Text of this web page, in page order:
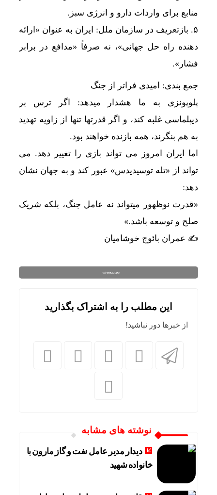
منابع برای واردات دارو و انرژی سبز.
۵. بازتعریف در سازمان ملل: ایران به عنوان «ارائه
دهنده راه حل جهانی»، نه صرفاً «مدافع در برابر
فشار».
جمع بندی: امیدی فراتر از جنگ
پلوپونزی به ما هشدار میدهد: اگر ترس بر
دیپلماسی غلبه کند، و اگر قدرتها تنها از زاویه تهدید
به هم بنگرند، همه بازنده خواهند بود.
اما ایران امروز می تواند بازی را تغییر دهد. می
تواند از «تله توسیدیدس» عبور کند و به جهان نشان
دهد:
«قدرت نوظهور میتواند نه عامل جنگ، بلکه شریک
صلح و توسعه باشد.»
✍️ عمران بائوج خوشامیان
این مطلب را به اشتراک بگذارید
از خبرها دور نباشید!
نوشته های مشابه
دیدار مدیر عامل نفت و گاز مارون با
خانواده شهید